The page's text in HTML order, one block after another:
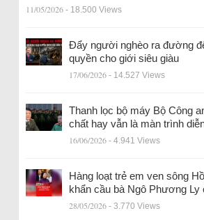
11/05/2026 - 18.500 Views
Đẩy người nghèo ra đường
quyền cho giới siêu giàu
17/06/2026 - 14.527 Views
Thanh lọc bộ máy Bộ Công
chất hay vẫn là màn trình
16/06/2026 - 4.941 Views
Hàng loạt trẻ em ven sông
khẩn cầu bà Ngô Phương Ly
28/05/2026 - 3.770 Views